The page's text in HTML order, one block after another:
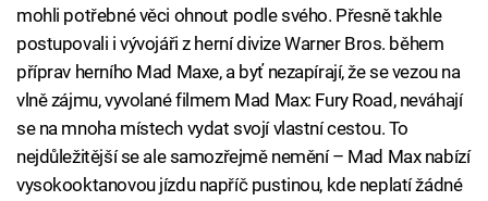
mohli potřebné věci ohnout podle svého. Přesně takhle
postupovali i vývojáři z herní divize Warner Bros. během
příprav herního Mad Maxe, a byť nezapírají, že se vezou na
vlně zájmu, vyvolané filmem Mad Max: Fury Road, neváhají
se na mnoha místech vydat svojí vlastní cestou. To
nejdůležitější se ale samozřejmě nemění – Mad Max nabízí
vysokooktanovou jízdu napříč pustinou, kde neplatí žádné